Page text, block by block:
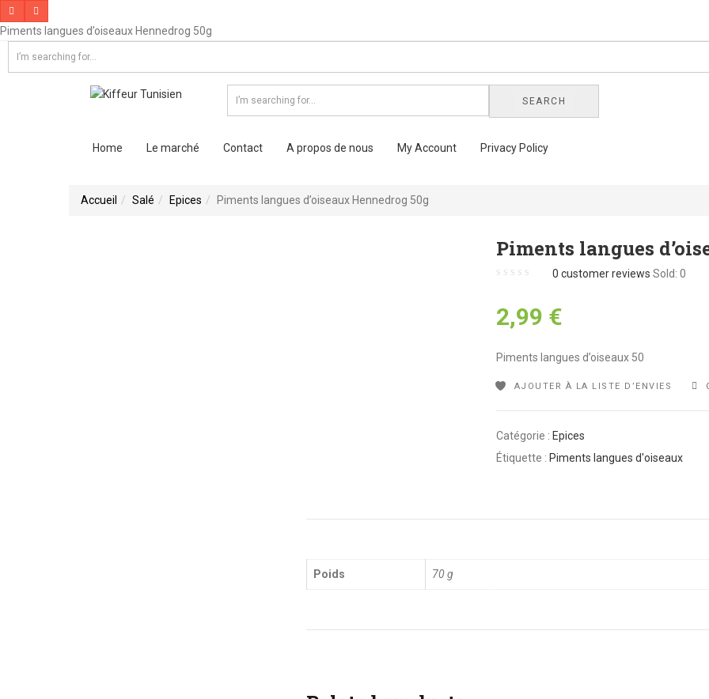
Piments langues d’oiseaux Hennedrog 50g
SEARCH
Home Le marché Contact A propos de nous My Account Privacy Policy
Accueil Salé Epices Piments langues d’oiseaux Hennedrog 50g
Piments langues
0 customer reviews Sold: 0
2,99 €
Piments langues d’oiseaux 50
AJOUTER À LA LISTE D’ENVIES
Catégorie : Epices
Étiquette : Piments langues d'oiseaux
Poids 70 g